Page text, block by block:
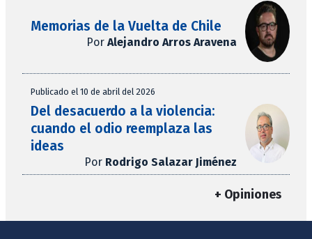
Memorias de la Vuelta de Chile
Por Alejandro Arros Aravena
Publicado el 10 de abril del 2026
Del desacuerdo a la violencia:
cuando el odio reemplaza las
ideas
Por Rodrigo Salazar Jiménez
+ Opiniones